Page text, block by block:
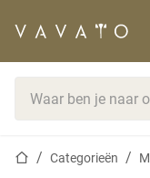
StartpaginaCategorieën